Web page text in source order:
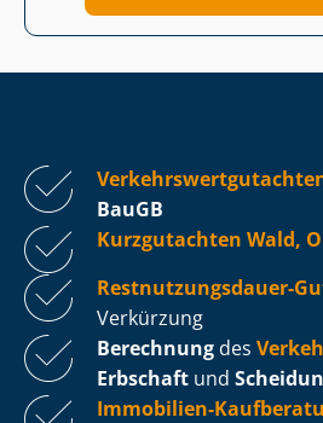
BauGB
Kurzgutachten Wald,
Rest­nut­zungs­dau­er-
Verkürzung
Berechnung des
Erbschaft und
Immobilien-